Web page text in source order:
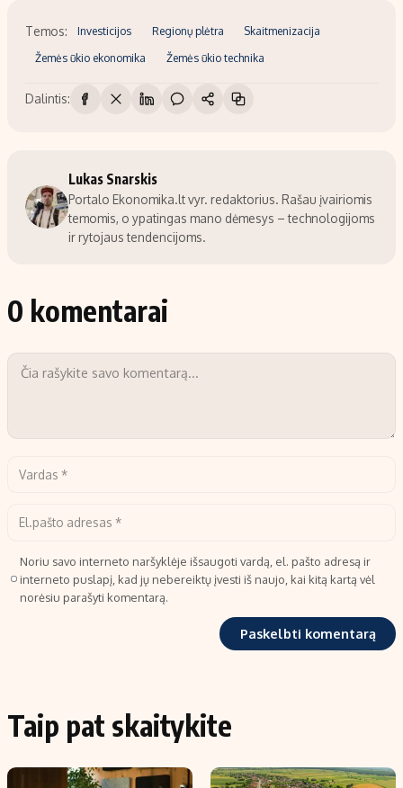
Temos: Investicijos Regionų plėtra Skaitmenizacija
Žemės ūkio ekonomika Žemės ūkio technika
Dalintis:
Lukas Snarskis
Portalo Ekonomika.lt vyr. redaktorius. Rašau įvairiomis
temomis, o ypatingas mano dėmesys – technologijoms
ir rytojaus tendencijoms.
0 komentarai
Noriu savo interneto naršyklėje išsaugoti vardą, el. pašto adresą ir
interneto puslapį, kad jų nebereiktų įvesti iš naujo, kai kitą kartą vėl
norėsiu parašyti komentarą.
Taip pat skaitykite